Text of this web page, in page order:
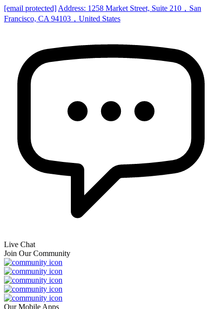
[email protected] Address: 1258 Market Street, Suite 210，San
Francisco, CA 94103，United States
Live Chat
Join Our Community
Our Mobile Apps